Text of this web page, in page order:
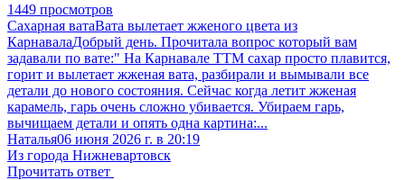
1449 просмотров
Сахарная ватаВата вылетает жженого цвета из
КарнавалаДобрый день. Прочитала вопрос который вам
задавали по вате:" На Карнавале ТТМ сахар просто плавится,
горит и вылетает жженая вата, разбирали и вымывали все
детали до нового состояния. Сейчас когда летит жженая
карамель, гарь очень сложно убивается. Убираем гарь,
вычищаем детали и опять одна картина:...
Наталья06 июня 2026 г. в 20:19
Из города Нижневартовск
Прочитать ответ